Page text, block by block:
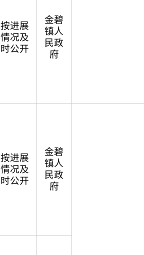
按进展
情况及
时公开
金碧
镇人
民政
府
按进展
情况及
时公开
金碧
镇人
民政
府